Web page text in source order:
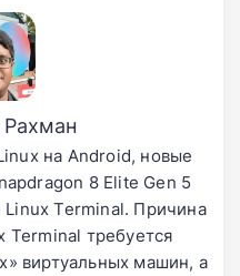
на Android, новые
8 Elite Gen 5
Terminal. Причина
Terminal требуется
виртуальных машин, а